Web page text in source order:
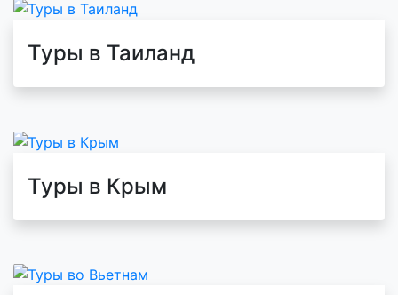
Туры в Таиланд
Туры в Крым